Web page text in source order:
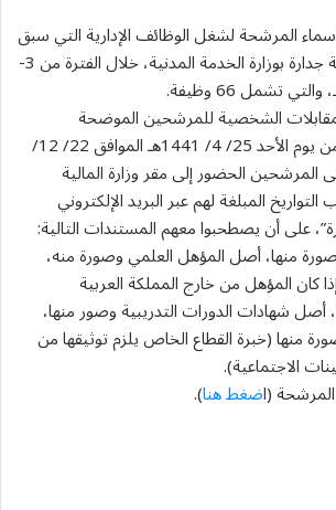
المرشحة لشغل الوظائف الإدارية التي سبق
الإعلان عنها على منصة جدارة بوزارة الخدمة المدنية، خلال الفترة من 3-
المقابلات الشخصية للمرشحين الموضحة
أسماؤهم أدناه اعتبارًا من يوم الأحد 25/ 4/ 1441هـ الموافق 22/ 12/
المرشحين الحضور إلى مقر وزارة المالية
المبلغة لهم عبر البريد الإلكتروني
على أن يصطحبوا معهم المستندات التالية:
منها، أصل المؤهل العلمي وصورة منه،
كان المؤهل من خارج المملكة العربية
أصل شهادات الدورات التدريبية وصور منها،
منها (خبرة القطاع الخاص يلزم توثيقها من
الاجتماعية).
(اضغط هنا).